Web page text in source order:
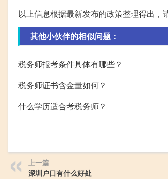
以上信息根据最新发布的政策整理得出，
其他小伙伴的相似问题：
税务师报考条件具体有哪些？
税务师证书含金量如何？
什么学历适合考税务师？
上一篇
深圳户口有什么好处